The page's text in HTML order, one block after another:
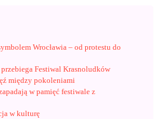
Wrocławia – od protestu do
Festiwal Krasnoludków
między pokoleniami
w pamięć festiwale z
w kulturę